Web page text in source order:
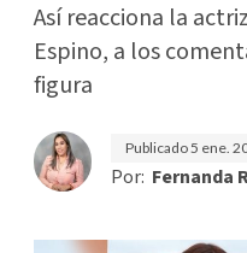
Así reacciona la
Espino, a los
figura
Publicado5 ene.
Por: Fernanda